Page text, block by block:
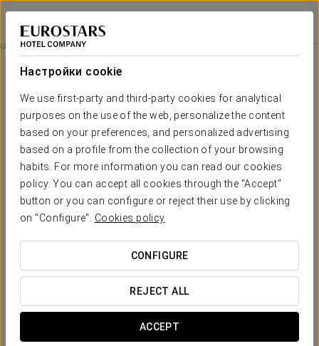
Настройки cookie
We use first-party and third-party cookies for analytical
purposes on the use of the web, personalize the content
based on your preferences, and personalized advertising
based on a profile from the collection of your browsing
habits. For more information you can read our cookies
policy. You can accept all cookies through the "Accept"
button or you can configure or reject their use by clicking
on "Configure". Cookies policy
CONFIGURE
REJECT ALL
ACCEPT
Eurostars Guadalquivir
СЕВИЛЬЯ
Празднуйте С Нами!
40€
Празднуйте с нами!
Gift an unforgettable birthday detail.
Includes:
-Birthday cake for two people.
-A bottle of cava to celebrate a very special day.